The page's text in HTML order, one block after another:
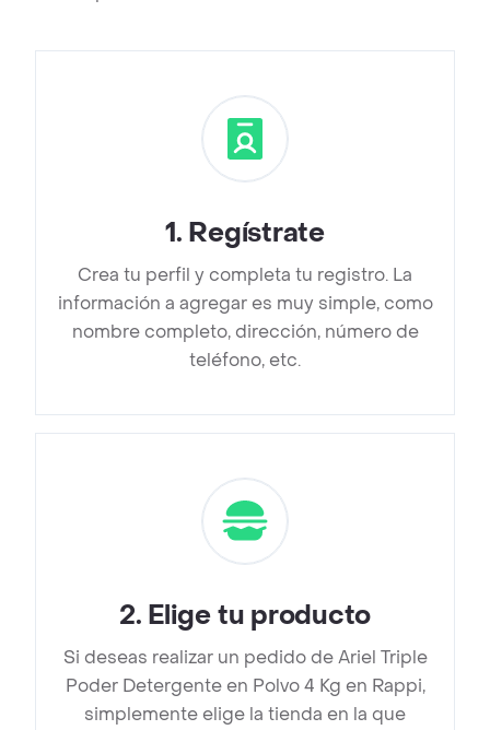
1. Regístrate
Crea tu perfil y completa tu registro. La
información a agregar es muy simple, como
nombre completo, dirección, número de
teléfono, etc.
2. Elige tu producto
Si deseas realizar un pedido de Ariel Triple
Poder Detergente en Polvo 4 Kg en Rappi,
simplemente elige la tienda en la que